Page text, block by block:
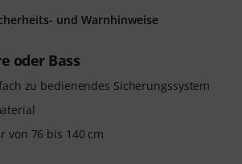
oder Bass
zu bedienendes Sicherungssystem
von 76 bis 140 cm
und Warnhinweise